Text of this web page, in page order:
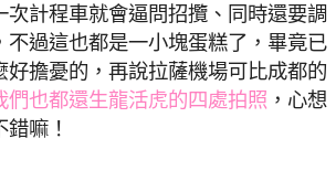
次計程車就會逼問招攬、同時還要調
不過這也都是一小塊蛋糕了，畢竟已
好擔憂的，再說拉薩機場可比成都的
們也都還生龍活虎的四處拍照 ，心想
嘛！